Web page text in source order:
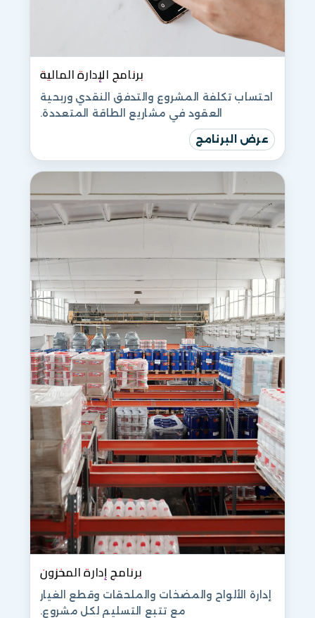
برنامج الإدارة المالية
احتساب تكلفة المشروع والتدفق النقدي وربحية
العقود في مشاريع الطاقة المتعددة.
عرض البرنامج
برنامج إدارة المخزون
إدارة الألواح والمضخات والملحقات وقطع الغيار
مع تتبع التسليم لكل مشروع.